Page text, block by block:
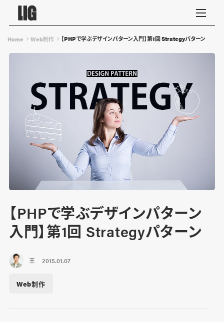
Home Web制作 【PHPで学ぶデザインパターン入門】第1回 Strategyパターン
【PHPで学ぶデザインパターン
入門】第1回 Strategyパターン
王 2015.01.07
Web制作